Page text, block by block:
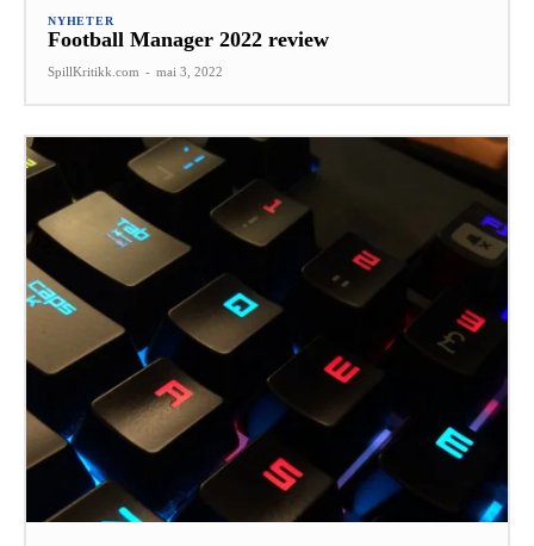
NYHETER
Football Manager 2022 review
SpillKritikk.com - mai 3, 2022